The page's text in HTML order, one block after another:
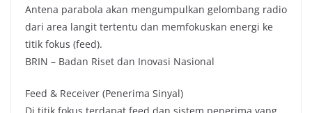
Antena parabola akan mengumpulkan gelombang radio
dari area langit tertentu dan memfokuskan energi ke
titik fokus (feed).
BRIN – Badan Riset dan Inovasi Nasional
Feed & Receiver (Penerima Sinyal)